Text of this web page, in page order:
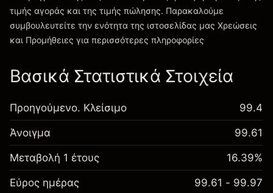
Χρεώσεις και Τέλη
τιμής αγοράς και της τιμής πώλησης. Παρακαλούμε
συμβουλευτείτε την ενότητα της ιστοσελίδας μας Χρεώσεις
και Προμήθειες για περισσότερες πληροφορίες
Βασικά Στατιστικά Στοιχεία
Προηγούμενο. Κλείσιμο 99.4
Άνοιγμα 99.61
Μεταβολή 1 έτους 16.39%
Εύρος ημέρας 99.61 - 99.97